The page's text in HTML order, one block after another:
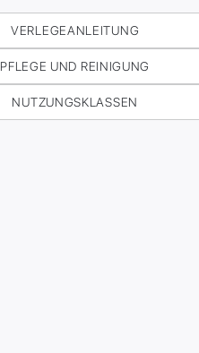
VERLEGEANLEITUNG
PFLEGE UND REINIGUNG
NUTZUNGSKLASSEN